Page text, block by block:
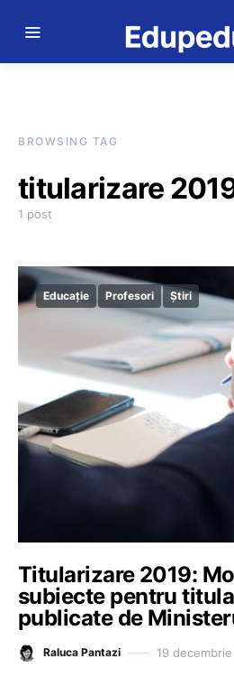
BROWSING TAG
titularizare
1 post
Educație Profesori Știri
Titularizare 2019:
subiecte pentru
publicate de
Raluca Pantazi 19